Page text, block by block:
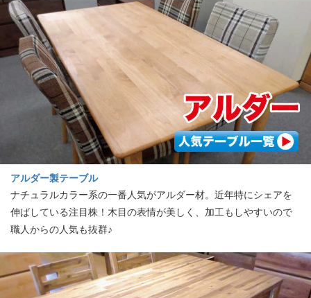
アルダー製テーブル
ナチュラルカラー系の一番人気がアルダー材。近年特にシェアを
伸ばしている注目株！木目の表情が美しく、加工もしやすいので
職人からの人気も抜群♪